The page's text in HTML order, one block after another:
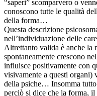
“saperi” scomparvero o
conoscono tutte le qualità
della forma…
Questa descrizione
nell’individuazione delle
Altrettanto valida è anche la
spontaneamente crescono
influisce positivamente con
visivamente a questi organi)
della psiche… Insomma tutto
perciò si dice che la forma, il